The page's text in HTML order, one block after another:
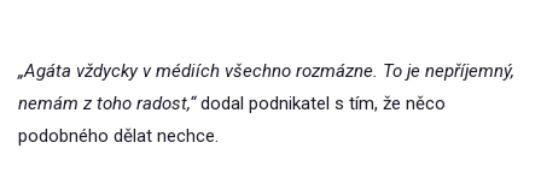
„Agáta vždycky v médiích všechno rozmázne. To je nepříjemný,
nemám z toho radost,“dodal podnikatel s tím, že něco
podobného dělat nechce.